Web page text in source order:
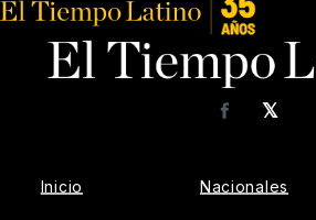
𝕏
Facebook
Inicio Nacionales